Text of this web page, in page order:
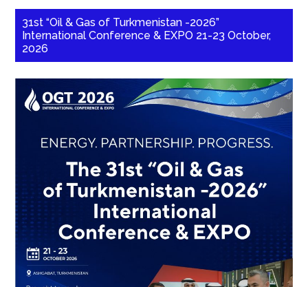
31st “Oil & Gas of Turkmenistan -2026”
International Conference & EXPO 21-23 October,
2026